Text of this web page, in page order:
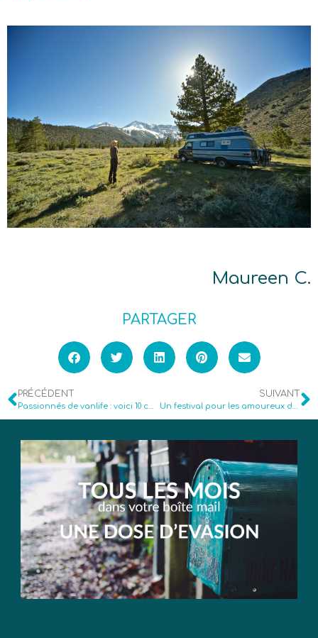
Maureen C.
PARTAGER
PRÉCÉDENT
Passionnés de vanlife : voici 10 comptes à suivre !
SUIVANT
Un festival pour les amoureux de la rooftop tent !